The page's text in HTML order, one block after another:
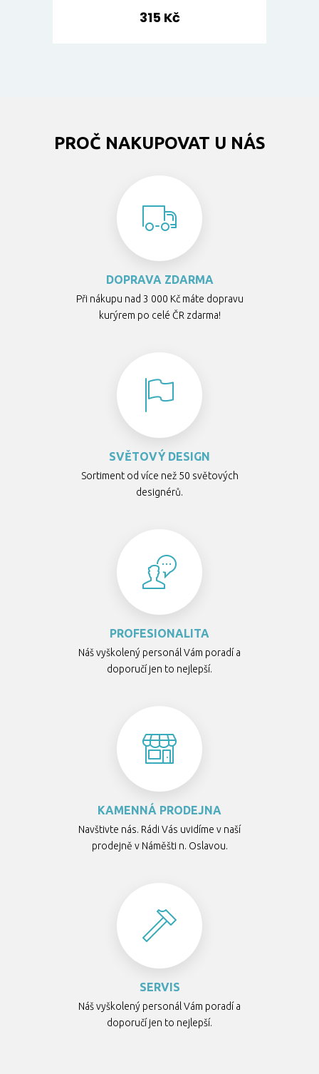
315 Kč
PROČ NAKUPOVAT U NÁS
DOPRAVA ZDARMA
Při nákupu nad 3 000 Kč máte dopravu
kurýrem po celé ČR zdarma!
SVĚTOVÝ DESIGN
Sortiment od více než 50 světových
designérů.
PROFESIONALITA
Náš vyškolený personál Vám poradí a
doporučí jen to nejlepší.
KAMENNÁ PRODEJNA
Navštivte nás. Rádi Vás uvidíme v naší
prodejně v Náměšti n. Oslavou.
SERVIS
Náš vyškolený personál Vám poradí a
doporučí jen to nejlepší.